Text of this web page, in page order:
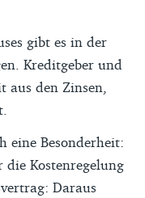
gibt es in der
Kreditgeber und
den Zinsen,
eine Besonderheit:
Kostenregelung
Daraus